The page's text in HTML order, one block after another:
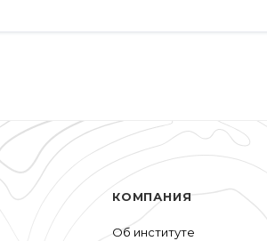
КОМПАНИЯ
Об институте